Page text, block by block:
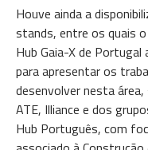
Houve ainda a
stands, entre os quais
Hub Gaia-X de
para apresentar os
desenvolver nesta
ATE, Illiance e dos
Hub Português, com